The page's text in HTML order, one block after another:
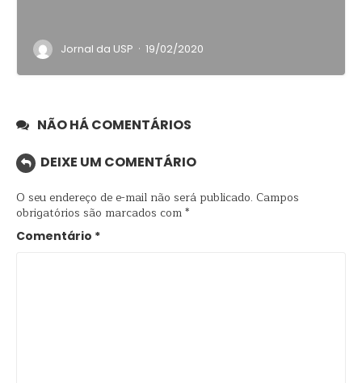
Jornal da USP · 19/02/2020
NÃO HÁ COMENTÁRIOS
DEIXE UM COMENTÁRIO
O seu endereço de e-mail não será publicado. Campos
obrigatórios são marcados com*
Comentário *